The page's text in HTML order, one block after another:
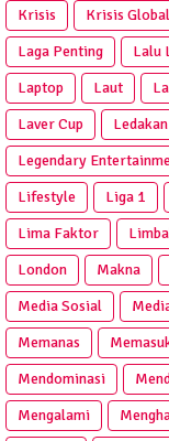
Krisis Krisis Global
Laga Penting
Lalu
Laptop
Laut
Laver Cup
Ledakan
Legendary
Lifestyle
Liga 1
Lima Faktor
London
Makna
Media Sosial
Memanas
Mendominasi
Mengalami